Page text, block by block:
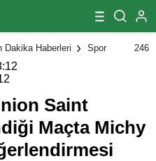
Dakika Haberleri Spor 246
Saint
Maçta Michy